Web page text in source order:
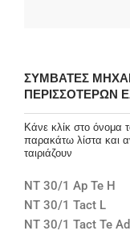
ΣΥΜΒΑΤΈΣ
ΠΕΡΙΣΣΌΤΕΡΩΝ
Κάνε κλίκ στο όνομα
παρακάτω λίστα και
ταιριάζουν
NT 30/1 Ap Te H
NT 30/1 Tact L
NT 30/1 Tact Te